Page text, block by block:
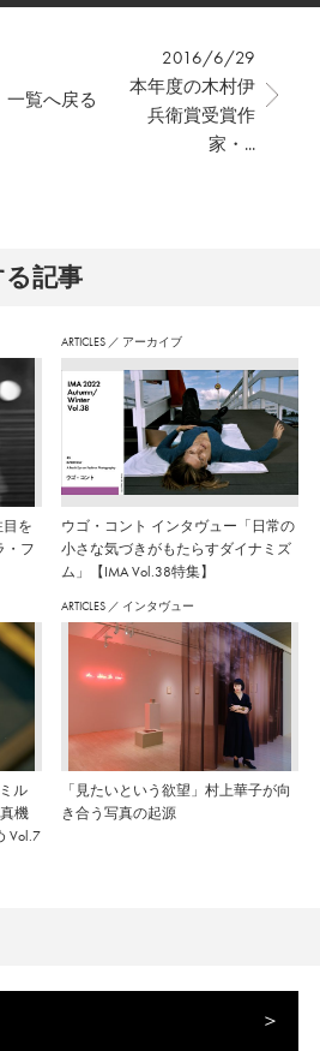
2016/6/29
本年度の木村伊
兵衛賞受賞作
家・...
一覧へ戻る
記事
を
・フ
ARTICLES ／ アーカイブ
ウゴ・コント インタヴュー「日常の
小さな気づきがもたらすダイナミズ
ム」【IMA Vol.38特集】
ル
機
Vol.7
ARTICLES ／ インタヴュー
「見たいという欲望」村上華子が向
き合う写真の起源